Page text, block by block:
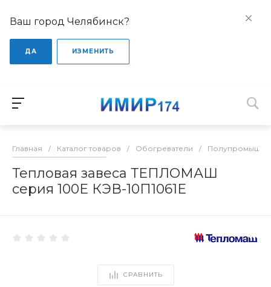
Ваш город Челябинск?
ДА ИЗМЕНИТЬ
Главная / Каталог товаров / Обогреватели /
Тепловая завеса ТЕПЛОМАШ
серия 100Е КЭВ-10П1061Е
СРАВНИТЬ